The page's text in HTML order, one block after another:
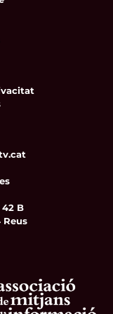
B
Reus